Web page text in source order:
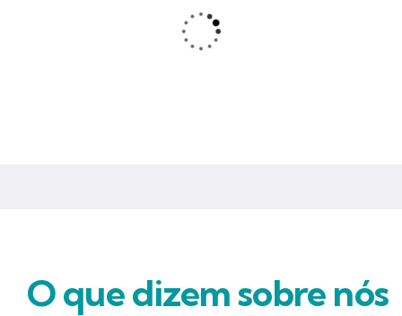
O que dizem sobre nós